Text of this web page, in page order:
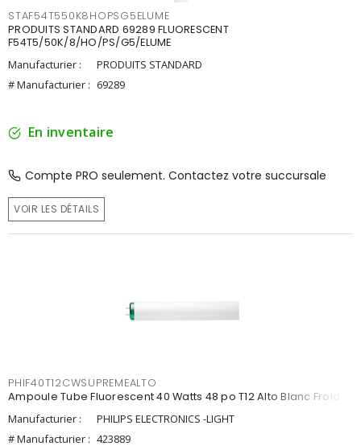
STAF54T550K8HOPSG5ELUME
PRODUITS STANDARD 69289 FLUORESCENT
F54T5/50K/8/HO/PS/G5/ELUME
Manufacturier :
PRODUITS STANDARD
# Manufacturier : 69289
En inventaire
Compte PRO seulement. Contactez votre succursale
VOIR LES DÉTAILS
PHIF40T12CWSUPREMEALTO
Ampoule Tube Fluorescent 40 Watts 48 po T12 Alto Blanc Froid
Manufacturier :
PHILIPS ELECTRONICS -LIGHT
# Manufacturier : 423889